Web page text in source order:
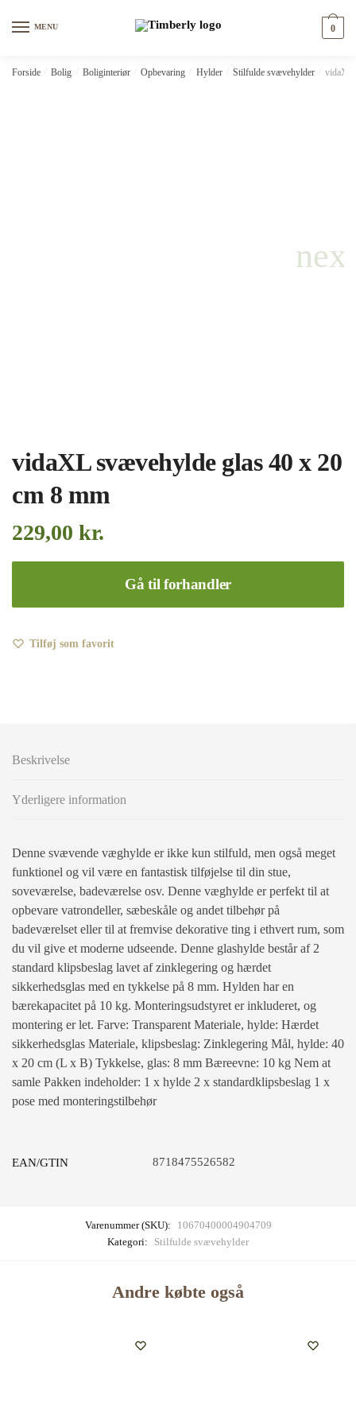
MENU 0
Forside Bolig Boliginteriør Opbevaring Hylder Stilfulde svævehylder vidaXL
vidaXL svævehylde glas 40 x 20
cm 8 mm
229,00 kr.
Gå til forhandler
Tilføj som favorit
Beskrivelse
Yderligere information
Denne svævende væghylde er ikke kun stilfuld, men også meget
funktionel og vil være en fantastisk tilføjelse til din stue,
soveværelse, badeværelse osv. Denne væghylde er perfekt til at
opbevare vatrondeller, sæbeskåle og andet tilbehør på
badeværelset eller til at fremvise dekorative ting i ethvert rum, som
du vil give et moderne udseende. Denne glashylde består af 2
standard klipsbeslag lavet af zinklegering og hærdet
sikkerhedsglas med en tykkelse på 8 mm. Hylden har en
bærekapacitet på 10 kg. Monteringsudstyret er inkluderet, og
montering er let. Farve: Transparent Materiale, hylde: Hærdet
sikkerhedsglas Materiale, klipsbeslag: Zinklegering Mål, hylde: 40
x 20 cm (L x B) Tykkelse, glas: 8 mm Bæreevne: 10 kg Nem at
samle Pakken indeholder: 1 x hylde 2 x standardklipsbeslag 1 x
pose med monteringstilbehør
EAN/GTIN 8718475526582
Varenummer (SKU):
10670400004904709
Kategori:
Stilfulde svævehylder
Andre købte også